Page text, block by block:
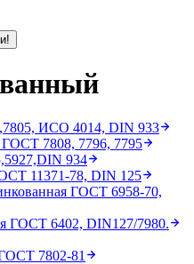
ИСО 4014, DIN 933
7808, 7796, 7795
934
11371-78, DIN 125
ГОСТ 6958-70,
ГОСТ 6402, DIN127/7980.
7802-81